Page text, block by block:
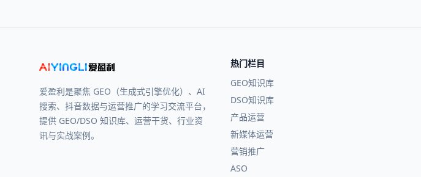
爱盈利是聚焦 GEO（生成式引擎优化）、AI
搜索、抖音数据与运营推广的学习交流平台，
提供 GEO/DSO 知识库、运营干货、行业资
讯与实战案例。
热门栏目
GEO知识库
DSO知识库
产品运营
新媒体运营
营销推广
ASO